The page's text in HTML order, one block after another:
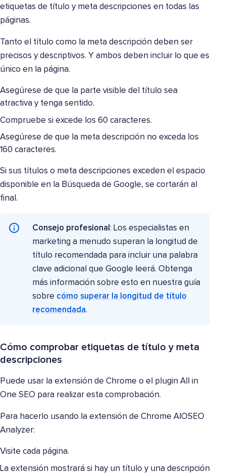
etiquetas de título y meta descripciones en todas las
páginas.
Tanto el título como la meta descripción deben ser
precisos y descriptivos. Y ambos deben incluir lo que es
único en la página.
Asegúrese de que la parte visible del título sea
atractiva y tenga sentido.
Compruebe si excede los 60 caracteres.
Asegúrese de que la meta descripción no exceda los
160 caracteres.
Si sus títulos o meta descripciones exceden el espacio
disponible en la Búsqueda de Google, se cortarán al
final.
Consejo profesional: Los especialistas en
marketing a menudo superan la longitud de
título recomendada para incluir una palabra
clave adicional que Google leerá. Obtenga
más información sobre esto en nuestra guía
sobre cómo superar la longitud de título
recomendada.
Cómo comprobar etiquetas de título y meta
descripciones
Puede usar la extensión de Chrome o el plugin All in
One SEO para realizar esta comprobación.
Para hacerlo usando la extensión de Chrome AIOSEO
Analyzer:
Visite cada página.
La extensión mostrará si hay un título y una descripción